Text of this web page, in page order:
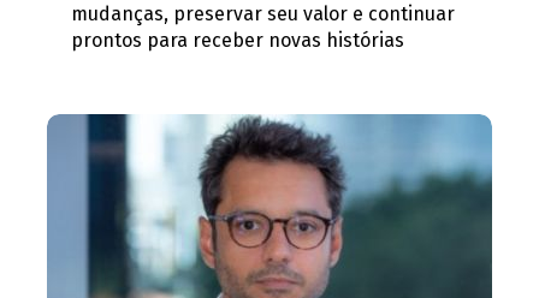
mudanças, preservar seu valor e continuar
prontos para receber novas histórias